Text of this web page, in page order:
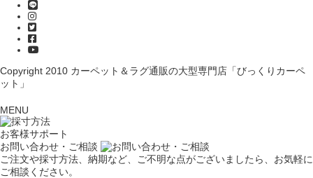
Copyright 2010 カーペット＆ラグ通販の大型専門店「びっくりカーペ
ット」
MENU
お客様サポート
お問い合わせ・ご相談
ご注文や採寸方法、納期など、ご不明な点がございましたら、お気軽に
ご相談ください。